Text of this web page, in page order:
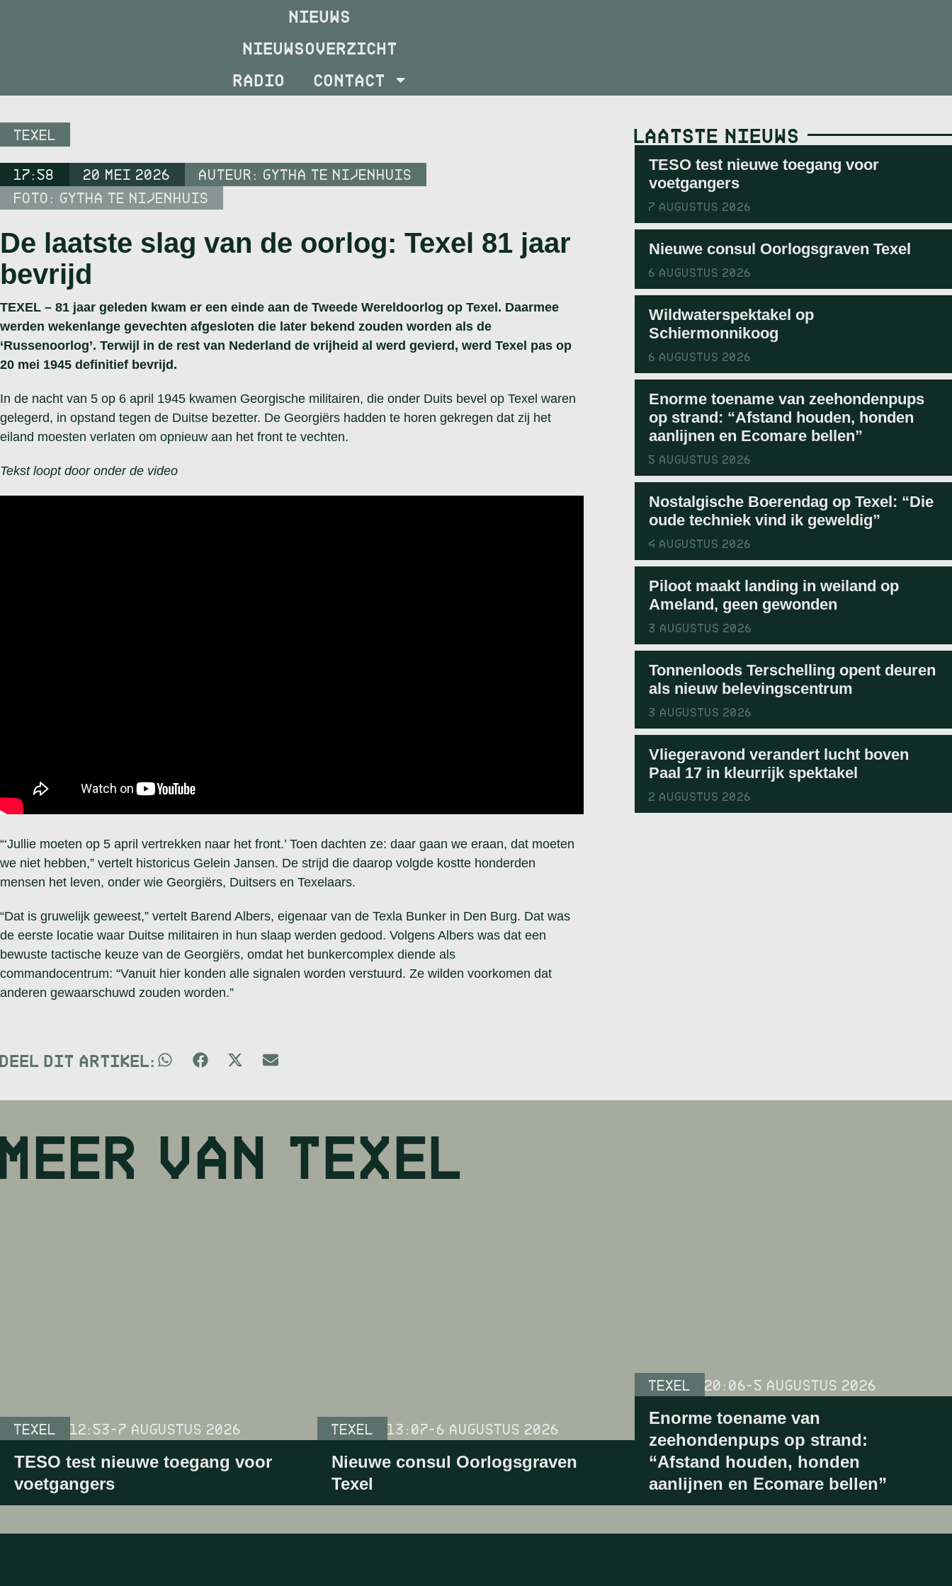
NIEUWS
NIEUWSOVERZICHT
RADIO
CONTACT
TEXEL
17:58 20 MEI 2026 AUTEUR: GYTHA TE NIJENHUIS
FOTO: GYTHA TE NIJENHUIS
De laatste slag van de oorlog: Texel 81 jaar
bevrijd
TEXEL – 81 jaar geleden kwam er een einde aan de Tweede Wereldoorlog op Texel. Daarmee
werden wekenlange gevechten afgesloten die later bekend zouden worden als de
‘Russenoorlog’. Terwijl in de rest van Nederland de vrijheid al werd gevierd, werd Texel pas op
20 mei 1945 definitief bevrijd.
In de nacht van 5 op 6 april 1945 kwamen Georgische militairen, die onder Duits bevel op Texel waren
gelegerd, in opstand tegen de Duitse bezetter. De Georgiërs hadden te horen gekregen dat zij het
eiland moesten verlaten om opnieuw aan het front te vechten.
Tekst loopt door onder de video
“‘Jullie moeten op 5 april vertrekken naar het front.’ Toen dachten ze: daar gaan we eraan, dat moeten
we niet hebben,” vertelt historicus Gelein Jansen. De strijd die daarop volgde kostte honderden
mensen het leven, onder wie Georgiërs, Duitsers en Texelaars.
“Dat is gruwelijk geweest,” vertelt Barend Albers, eigenaar van de Texla Bunker in Den Burg. Dat was
de eerste locatie waar Duitse militairen in hun slaap werden gedood. Volgens Albers was dat een
bewuste tactische keuze van de Georgiërs, omdat het bunkercomplex diende als
commandocentrum: “Vanuit hier konden alle signalen worden verstuurd. Ze wilden voorkomen dat
anderen gewaarschuwd zouden worden.”
DEEL DIT ARTIKEL:
LAATSTE NIEUWS
TESO test nieuwe toegang voor
voetgangers
7 AUGUSTUS 2026
Nieuwe consul Oorlogsgraven Texel
6 AUGUSTUS 2026
Wildwaterspektakel op
Schiermonnikoog
6 AUGUSTUS 2026
Enorme toename van zeehondenpups
op strand: “Afstand houden, honden
aanlijnen en Ecomare bellen”
5 AUGUSTUS 2026
Nostalgische Boerendag op Texel: “Die
oude techniek vind ik geweldig”
4 AUGUSTUS 2026
Piloot maakt landing in weiland op
Ameland, geen gewonden
3 AUGUSTUS 2026
Tonnenloods Terschelling opent deuren
als nieuw belevingscentrum
3 AUGUSTUS 2026
Vliegeravond verandert lucht boven
Paal 17 in kleurrijk spektakel
2 AUGUSTUS 2026
MEER VANTEXEL
TEXEL 12:53-7 AUGUSTUS 2026
TESO test nieuwe toegang voor
voetgangers
TEXEL 13:07-6 AUGUSTUS 2026
Nieuwe consul Oorlogsgraven
Texel
TEXEL 20:06-5 AUGUSTUS 2026
Enorme toename van
zeehondenpups op strand:
“Afstand houden, honden
aanlijnen en Ecomare bellen”